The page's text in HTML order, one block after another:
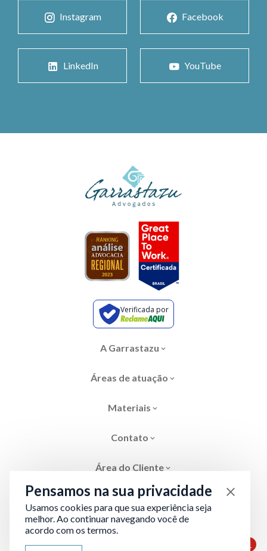
Instagram Facebook
LinkedIn YouTube
Verificada por
A Garrastazu
Áreas de atuação
Materiais
Contato
Área do Cliente
Área restrita 1
Pensamos na sua privacidade
Usamos cookies para que sua experiência seja
melhor. Ao continuar navegando você de
acordo com os termos.